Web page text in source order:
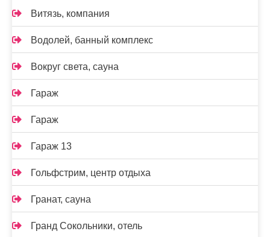
Витязь, компания
Водолей, банный комплекс
Вокруг света, сауна
Гараж
Гараж
Гараж 13
Гольфстрим, центр отдыха
Гранат, сауна
Гранд Сокольники, отель